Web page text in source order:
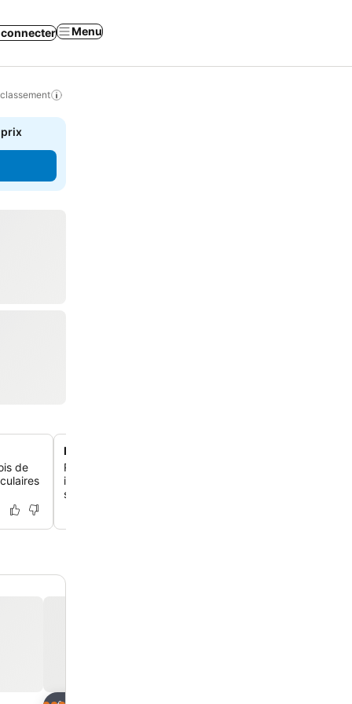
connecter Menu
prix
de
Foyer douillet avec vue sur les collines
Rassemble-toi autour du foyer accueillant qui offre des
imprenables sur les collines, un endroit idéal pour te
soirée.